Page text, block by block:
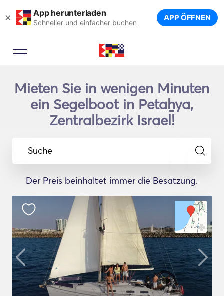
× App herunterladen
Schneller und einfacher buchen APP ÖFFNEN
Mieten Sie in wenigen Minuten
ein Segelboot in Petaẖya,
Zentralbezirk Israel!
Suche
Der Preis beinhaltet immer die Besatzung.